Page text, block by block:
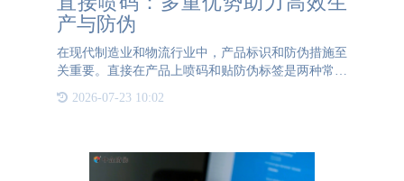
产与防伪
在现代制造业和物流行业中，产品标识和防伪措施至
关重要。直接在产品上喷码和贴防伪标签是两种常见
直接喷码在多个方面表现出更显著的好处。成本效益
2026-07-23 10:02